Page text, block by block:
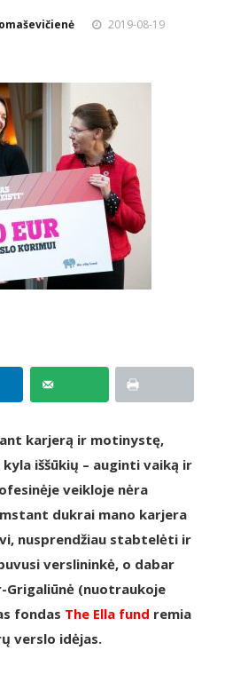
2019-08-19
karjerą ir motinystę,
kyla iššūkių – auginti vaiką ir
veikloje nėra
dukrai mano karjera
nusprendžiau stabtelėti ir
verslininkė, o dabar
Grigaliūnė (nuotraukoje
fondas The Ella fund remia
verslo idėjas.